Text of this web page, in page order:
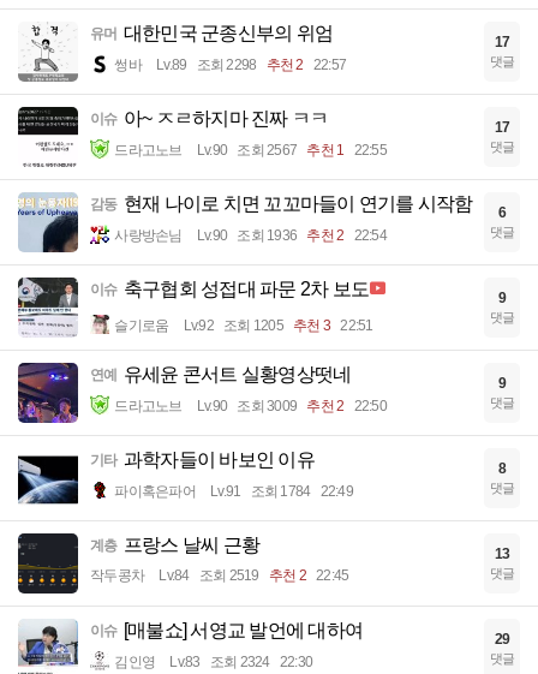
유머 대한민국 군종신부의 위엄
썽바 Lv.89 조회 2298 추천 2 22:57
17
댓글
이슈 아~ ㅈㄹ하지마 진짜 ㅋㅋ
드라고노브 Lv.90 조회 2567 추천 1 22:55
17
댓글
감동 현재 나이로 치면 꼬꼬마들이 연기를 시작함
사랑방손님 Lv.90 조회 1936 추천 2 22:54
6
댓글
이슈 축구협회 성접대 파문 2차 보도
슬기로움 Lv.92 조회 1205 추천 3 22:51
9
댓글
연예 유세윤 콘서트 실황영상떳네
드라고노브 Lv.90 조회 3009 추천 2 22:50
9
댓글
기타 과학자들이 바보인 이유
파이혹은파어 Lv.91 조회 1784 22:49
8
댓글
계층 프랑스 날씨 근황
작두콩차 Lv.84 조회 2519 추천 2 22:45
13
댓글
이슈 [매불쇼] 서영교 발언에 대하여
김인영 Lv.83 조회 2324 22:30
29
댓글